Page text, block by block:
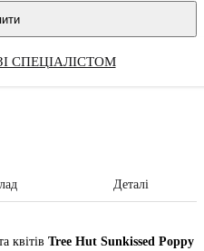
СПЕЦІАЛІСТОМ
Деталі
квітів Tree Hut Sunkissed Poppy